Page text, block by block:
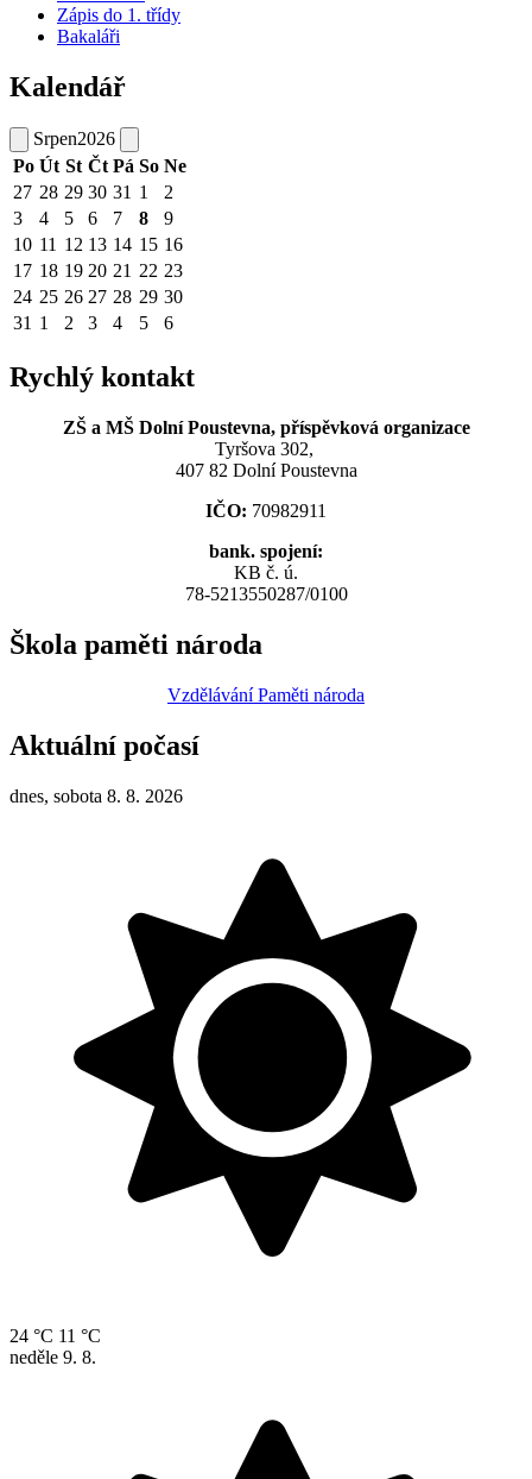
Zápis do 1. třídy
Bakaláři
Kalendář
Srpen2026
Po Út St Čt Pá So Ne
27 28 29 30 31 1
2
3
4 5 6 7 8
9
10 11 12 13 14 15 16
17 18 19 20 21 22 23
24 25 26 27 28 29 30
31 1 2 3 4 5 6
Rychlý kontakt
ZŠ a MŠ Dolní Poustevna, příspěvková organizace
Tyršova 302,
407 82 Dolní Poustevna
IČO: 70982911
bank. spojení:
KB č. ú.
78-5213550287/0100
Škola paměti národa
Vzdělávání Paměti národa
Aktuální počasí
dnes, sobota 8. 8. 2026
24 °C 11 °C
neděle 9. 8.